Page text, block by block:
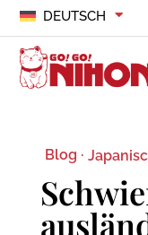
DEUTSCH
Blog ·